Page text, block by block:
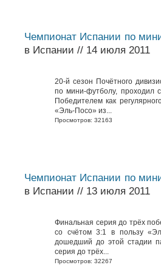
Чемпионат Испании по
в Испании // 14 июля 2011
20-й сезон Почётного
по мини-футболу, проходил
Победителем как
«Эль-Посо» из...
Просмотров: 32163
Чемпионат Испании по
в Испании // 13 июля 2011
Финальная серия до трёх
со счётом 3:1 в пользу
дошедший до этой стадии
серия до трёх...
Просмотров: 32267